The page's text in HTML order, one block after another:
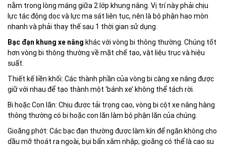
nằm trong lòng máng giữa 2 lớp khung nâng. Vị trí này phải chịu
lực tác động dọc và lực ma sát liên tục, nên là bộ phận hao mòn
nhanh và phải thay thế sau 1 thời gian sử dụng.
Bạc đạn khung xe nâng khác với vòng bi thông thường. Chúng tốt
hơn vòng bi thông thường về mặt chế tạo, vật liệu trục và hiệu
suất.
Thiết kế liền khối: Các thành phần của vòng bi càng xe nâng được
giữ với nhau để tạo thành một ‘bánh xe’ không thể tách rời.
Bi hoặc Con lăn: Chịu được tải trọng cao, vòng bi cột xe nâng hàng
thông thường có bi hoặc con lăn làm bộ phận lăn của chúng.
Gioăng phớt: Các bạc đạn thường được làm kín để ngăn không cho
dầu mỡ thoát ra ngoài, bụi bẩn xâm nhập; gioăng có thể là cao su